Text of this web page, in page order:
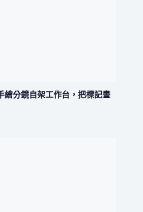
繪分鏡自架工作台，把標記畫